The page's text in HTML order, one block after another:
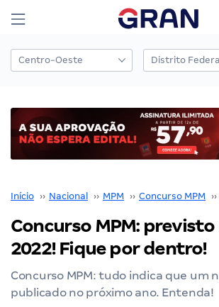
Início ›› Nacional ›› MPM ›› Concurso MPM ››
Concurso MPM: previsto
2022! Fique por dentro!
Concurso MPM: tudo indica que um
publicado no próximo ano. Entenda!